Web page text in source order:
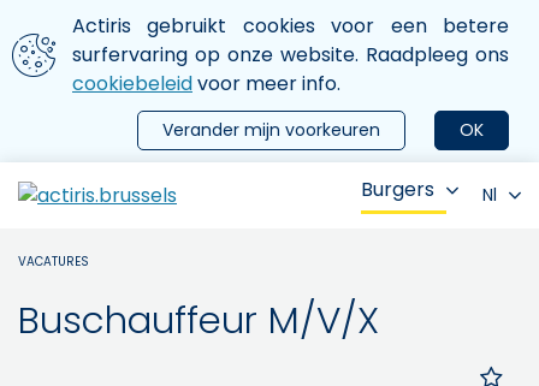
Aller au contenu principal
We gebruiken cookies
Actiris gebruikt cookies voor een betere
surfervaring op onze website. Raadpleeg ons
cookiebeleidvoor meer info.
OK
Verander mijn voorkeuren
le menu
Burgers Nl
VACATURES
Buschauffeur M/V/X